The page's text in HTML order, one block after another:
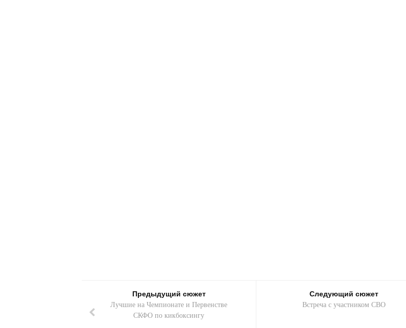
Предыдущий сюжет
Лучшие на Чемпионате и Первенстве
СКФО по кикбоксингу
Следующий сюжет
Встреча с участником СВО